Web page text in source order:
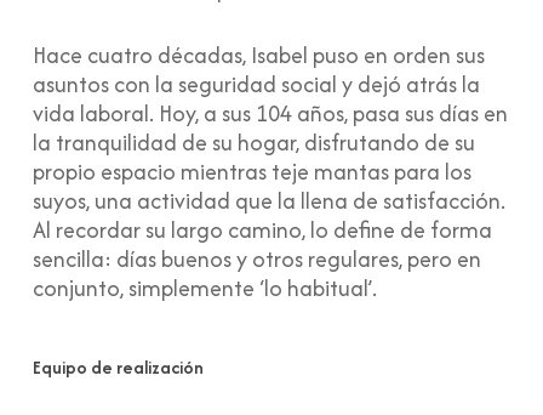
Hace cuatro décadas, Isabel puso en orden sus
asuntos con la seguridad social y dejó atrás la
vida laboral. Hoy, a sus 104 años, pasa sus días en
la tranquilidad de su hogar, disfrutando de su
propio espacio mientras teje mantas para los
suyos, una actividad que la llena de satisfacción.
Al recordar su largo camino, lo define de forma
sencilla: días buenos y otros regulares, pero en
conjunto, simplemente ‘lo habitual’.
Equipo de realización